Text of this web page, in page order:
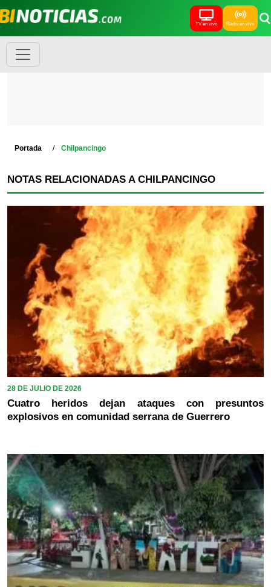
TV en vivo Radio en vivo
Portada Chilpancingo
NOTAS RELACIONADAS A CHILPANCINGO
28 DE JULIO DE 2026
Cuatro heridos dejan ataques con presuntos
explosivos en comunidad serrana de Guerrero